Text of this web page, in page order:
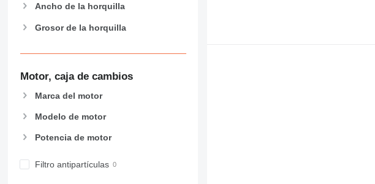
Ancho de la horquilla
Grosor de la horquilla
Motor, caja de cambios
Marca del motor
Modelo de motor
Potencia de motor
Filtro antipartículas